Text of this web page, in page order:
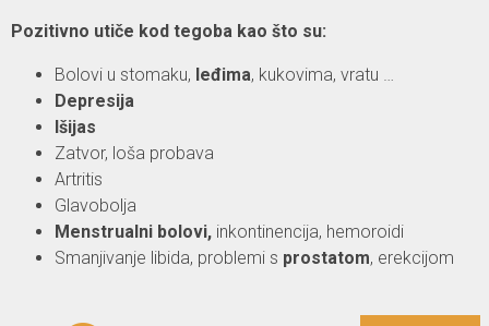
Pozitivno utiče kod tegoba kao što su:
Bolovi u stomaku, leđima, kukovima, vratu …
Depresija
Išijas
Zatvor, loša probava
Artritis
Glavobolja
Menstrualni bolovi, inkontinencija, hemoroidi
Smanjivanje libida, problemi s prostatom, erekcijom